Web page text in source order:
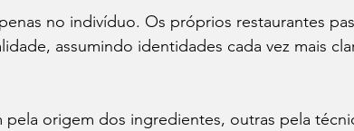
no indivíduo. Os próprios restaurantes
assumindo identidades cada vez mais
pela origem dos ingredientes, outras pela